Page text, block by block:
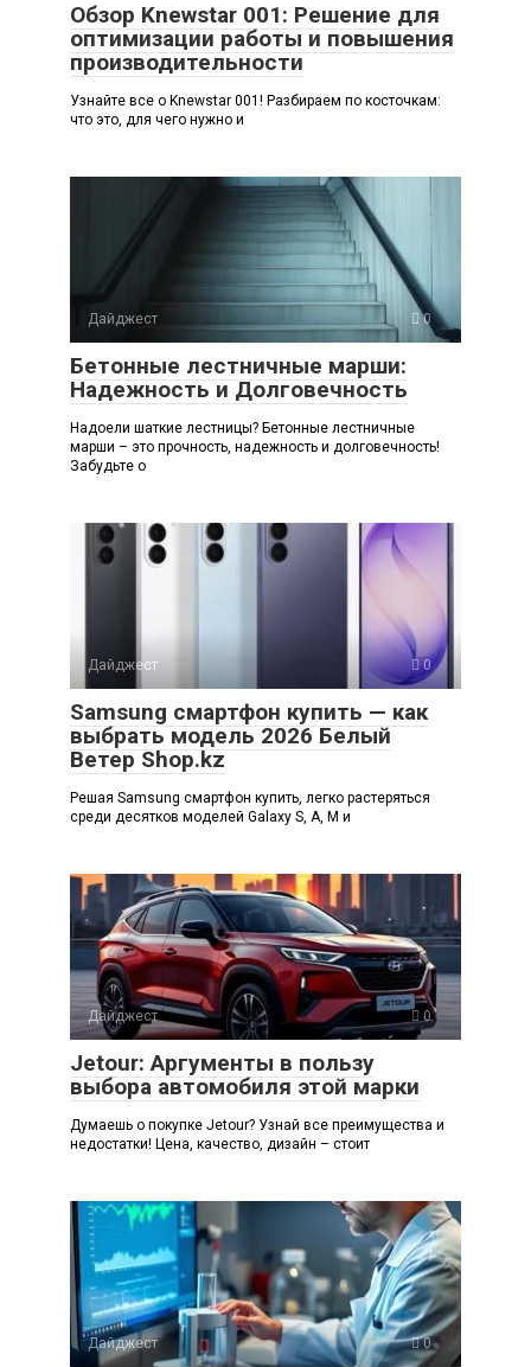
Обзор Knewstar 001: Решение для
оптимизации работы и повышения
производительности
Узнайте все о Knewstar 001! Разбираем по косточкам:
что это, для чего нужно и
Дайджест 0
Бетонные лестничные марши:
Надежность и Долговечность
Надоели шаткие лестницы? Бетонные лестничные
марши – это прочность, надежность и долговечность!
Забудьте о
Дайджест 0
Samsung смартфон купить — как
выбрать модель 2026 Белый
Ветер Shop.kz
Решая Samsung смартфон купить, легко растеряться
среди десятков моделей Galaxy S, A, M и
Дайджест 0
Jetour: Аргументы в пользу
выбора автомобиля этой марки
Думаешь о покупке Jetour? Узнай все преимущества и
недостатки! Цена, качество, дизайн – стоит
Дайджест 0